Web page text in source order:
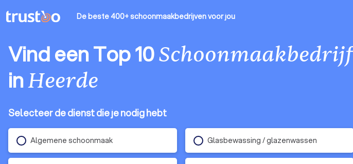
De beste 400+ schoonmaakbedrijvenvoor jou
Vind een Top 10Schoonmaakbedrijf
inHeerde
Selecteer de dienst die je nodig hebt
Algemene schoonmaak Glasbewassing / glazenwassen